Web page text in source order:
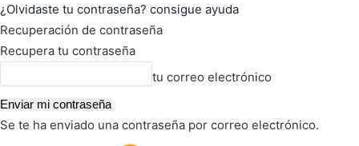
¿Olvidaste tu contraseña? consigue ayuda
Recuperación de contraseña
Recupera tu contraseña
tu correo electrónico
Se te ha enviado una contraseña por correo electrónico.